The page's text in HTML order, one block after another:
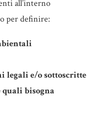
all’interno
per definire:
legali e/o sottoscritte
quali bisogna